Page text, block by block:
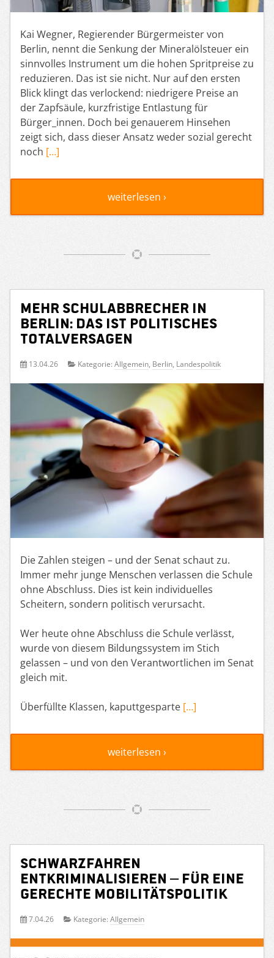
Kai Wegner, Regierender Bürgermeister von
Berlin, nennt die Senkung der Mineralölsteuer ein
sinnvolles Instrument um die hohen Spritpreise zu
reduzieren. Das ist sie nicht. Nur auf den ersten
Blick klingt das verlockend: niedrigere Preise an
der Zapfsäule, kurzfristige Entlastung für
Bürger_innen. Doch bei genauerem Hinsehen
zeigt sich, dass dieser Ansatz weder sozial gerecht
noch […]
weiterlesen ›
Mehr Schulabbrecher in
Berlin: Das ist politisches
Totalversagen
13.04.26 Kategorie: Allgemein, Berlin, Landespolitik
Die Zahlen steigen – und der Senat schaut zu.
Immer mehr junge Menschen verlassen die Schule
ohne Abschluss. Dies ist kein individuelles
Scheitern, sondern politisch verursacht.
Wer heute ohne Abschluss die Schule verlässt,
wurde von diesem Bildungssystem im Stich
gelassen – und von den Verantwortlichen im Senat
gleich mit.
Überfüllte Klassen, kaputtgesparte […]
weiterlesen ›
Schwarzfahren
entkriminalisieren – für eine
gerechte Mobilitätspolitik
7.04.26 Kategorie: Allgemein